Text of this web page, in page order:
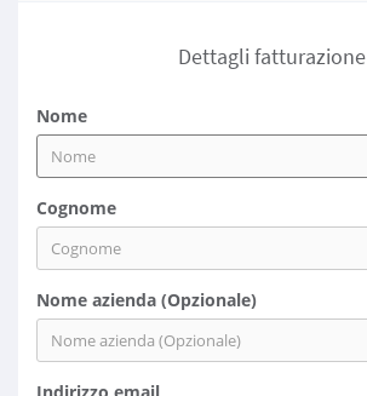
Dettagli fatturazione
Nome
Cognome
Nome azienda (Opzionale)